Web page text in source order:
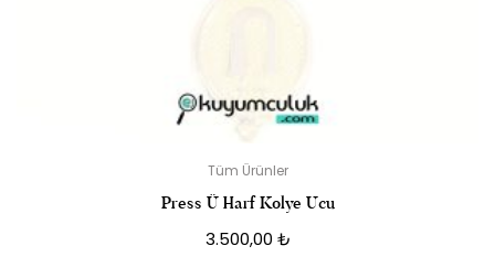
Tüm Ürünler
Press Ü Harf Kolye Ucu
3.500,00 ₺